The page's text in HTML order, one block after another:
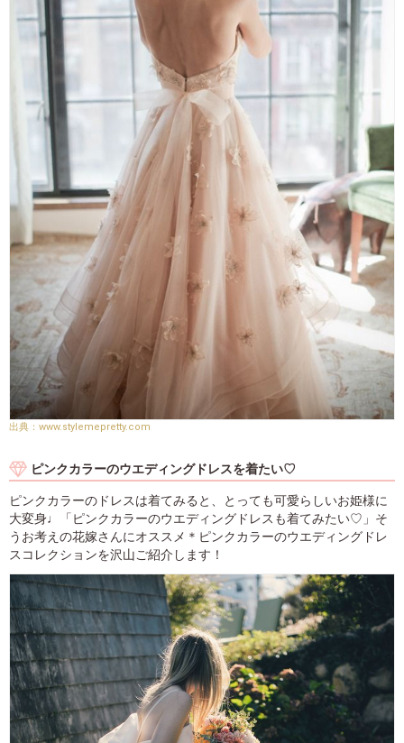
www.stylemepretty.com
ピンクカラーのウエディングドレスを着たい♡
ピンクカラーのドレスは着てみると、とっても可愛らしいお姫様に
大変身♩「ピンクカラーのウエディングドレスも着てみたい♡」そ
うお考えの花嫁さんにオススメ＊ピンクカラーのウエディングドレ
スコレクションを沢山ご紹介します！